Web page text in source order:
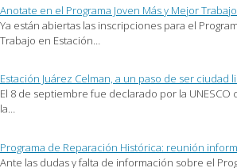
Anotate en el Programa Joven Más y Mejor Trabajo
Ya están abiertas las inscripciones para el
Trabajo en Estación…
Estación Juárez Celman, a un paso de ser ciudad
El 8 de septiembre fue declarado por la UNESCO
la…
Programa de Reparación Histórica: reunión
Ante las dudas y falta de información sobre el